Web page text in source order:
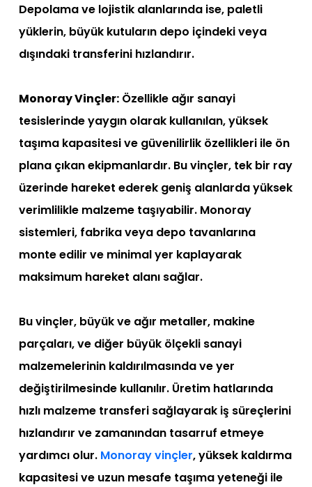
Depolama ve lojistik alanlarında ise, paletli
yüklerin, büyük kutuların depo içindeki veya
dışındaki transferini hızlandırır.
Monoray Vinçler: Özellikle ağır sanayi
tesislerinde yaygın olarak kullanılan, yüksek
taşıma kapasitesi ve güvenilirlik özellikleri ile ön
plana çıkan ekipmanlardır. Bu vinçler, tek bir ray
üzerinde hareket ederek geniş alanlarda yüksek
verimlilikle malzeme taşıyabilir. Monoray
sistemleri, fabrika veya depo tavanlarına
monte edilir ve minimal yer kaplayarak
maksimum hareket alanı sağlar.
Bu vinçler, büyük ve ağır metaller, makine
parçaları, ve diğer büyük ölçekli sanayi
malzemelerinin kaldırılmasında ve yer
değiştirilmesinde kullanılır. Üretim hatlarında
hızlı malzeme transferi sağlayarak iş süreçlerini
hızlandırır ve zamanından tasarruf etmeye
yardımcı olur. Monoray vinçler, yüksek kaldırma
kapasitesi ve uzun mesafe taşıma yeteneği ile